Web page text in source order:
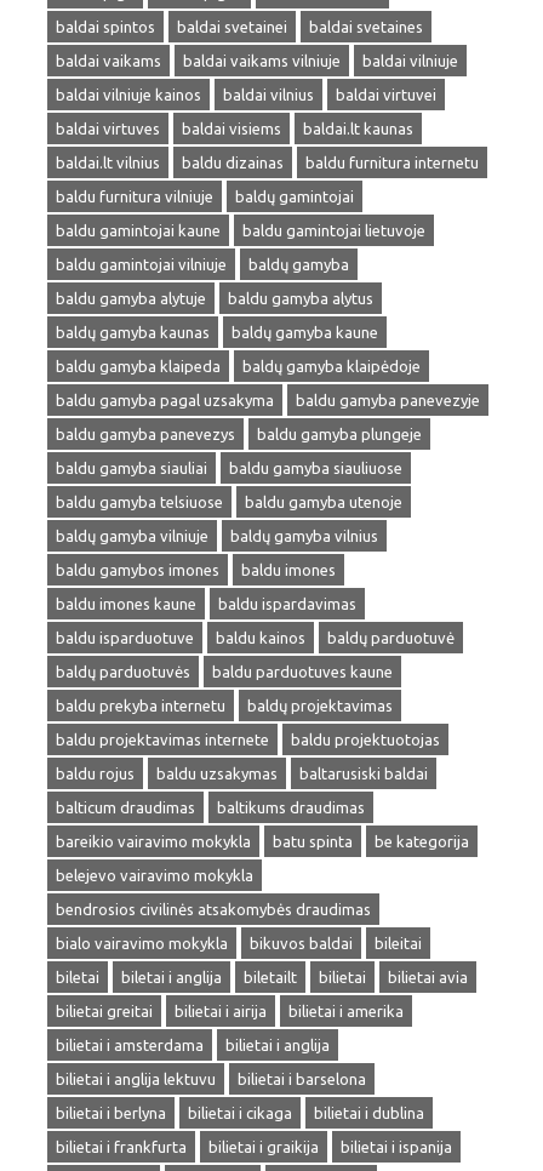
baldai spintos
baldai svetainei
baldai svetaines
baldai vaikams
baldai vaikams vilniuje
baldai vilniuje
baldai vilniuje kainos
baldai vilnius
baldai virtuvei
baldai virtuves
baldai visiems
baldai.lt kaunas
baldai.lt vilnius
baldu dizainas
baldu furnitura internetu
baldu furnitura vilniuje
baldų gamintojai
baldu gamintojai kaune
baldu gamintojai lietuvoje
baldu gamintojai vilniuje
baldų gamyba
baldu gamyba alytuje
baldu gamyba alytus
baldų gamyba kaunas
baldų gamyba kaune
baldu gamyba klaipeda
baldų gamyba klaipėdoje
baldu gamyba pagal uzsakyma
baldu gamyba panevezyje
baldu gamyba panevezys
baldu gamyba plungeje
baldu gamyba siauliai
baldu gamyba siauliuose
baldu gamyba telsiuose
baldu gamyba utenoje
baldų gamyba vilniuje
baldų gamyba vilnius
baldu gamybos imones
baldu imones
baldu imones kaune
baldu ispardavimas
baldu isparduotuve
baldu kainos
baldų parduotuvė
baldų parduotuvės
baldu parduotuves kaune
baldu prekyba internetu
baldų projektavimas
baldu projektavimas internete
baldu projektuotojas
baldu rojus
baldu uzsakymas
baltarusiski baldai
balticum draudimas
baltikums draudimas
bareikio vairavimo mokykla
batu spinta
be kategorija
belejevo vairavimo mokykla
bendrosios civilinės atsakomybės draudimas
bialo vairavimo mokykla
bikuvos baldai
bileitai
biletai
biletai i anglija biletailt bilietai
bilietai avia
bilietai greitai
bilietai i airija
bilietai i amerika
bilietai i amsterdama
bilietai i anglija
bilietai i anglija lektuvu
bilietai i barselona
bilietai i berlyna
bilietai i cikaga
bilietai i dublina
bilietai i frankfurta
bilietai i graikija
bilietai i ispanija